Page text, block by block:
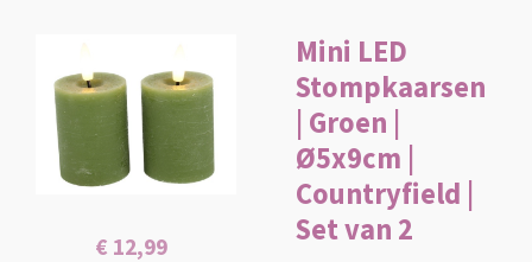
Mini LED
Stompkaarsen
| Groen |
Ø5x9cm |
Countryfield |
Set van 2
€ 12,99